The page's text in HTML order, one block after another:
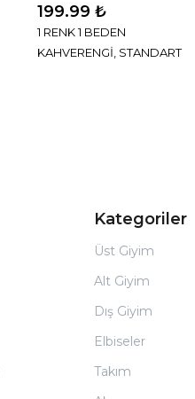
199.99 ₺
1 RENK 1 BEDEN
KAHVERENGİ, STANDART
Kategoriler
Üst Giyim
Alt Giyim
Dış Giyim
Elbiseler
Takım